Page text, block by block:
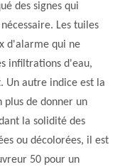
des signes qui
Les tuiles
d'alarme qui ne
infiltrations d'eau,
Un autre indice est la
plus de donner un
la solidité des
ou décolorées, il est
50 pour un